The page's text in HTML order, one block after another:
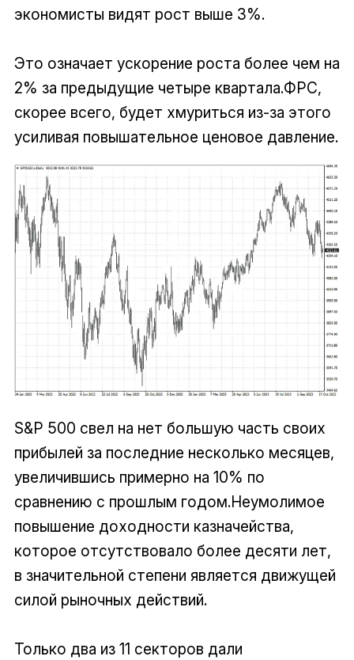
экономисты видят рост выше 3%.
Это означает ускорение роста более чем на
2% за предыдущие четыре квартала.ФРС,
скорее всего, будет хмуриться из-за этого
усиливая повышательное ценовое давление.
S&P 500 свел на нет большую часть своих
прибылей за последние несколько месяцев,
увеличившись примерно на 10% по
сравнению с прошлым годом.Неумолимое
повышение доходности казначейства,
которое отсутствовало более десяти лет,
в значительной степени является движущей
силой рыночных действий.
Только два из 11 секторов дали